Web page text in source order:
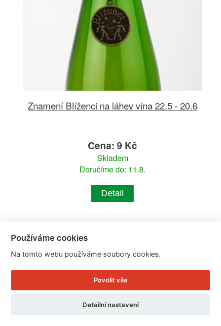
Znamení Blíženci na láhev vína 22.5 - 20.6
Cena: 9 Kč
Skladem
Doručíme do: 11.8.
Detail
Používáme cookies
Na tomto webu používáme soubory cookies.
Povolit vše
Detailní nastavení